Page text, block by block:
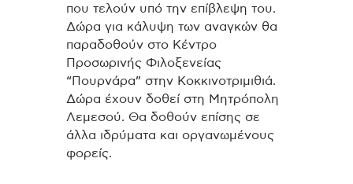
που τελούν υπό την επίβλεψη του.
Δώρα για κάλυψη των αναγκών θα
παραδοθούν στο Κέντρο
Προσωρινής Φιλοξενείας
“Πουρνάρα” στην Κοκκινοτριμιθιά.
Δώρα έχουν δοθεί στη Μητρόπολη
Λεμεσού. Θα δοθούν επίσης σε
άλλα ιδρύματα και οργανωμένους
φορείς.